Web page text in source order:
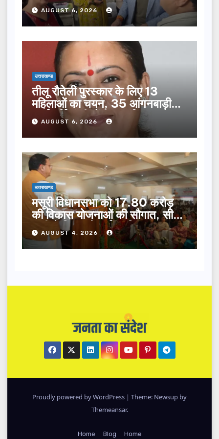
सूची से न छूटे…
AUGUST 6, 2026
उत्तराखण्ड
तीलू रौतेली पुरस्कार के लिए 13
महिलाओं का चयन, 35 आंगनबाड़ी
कार्यकर्तियां भी होंगी सम्मानित…
AUGUST 6, 2026
उत्तराखण्ड
मसूरी विधानसभा को 17.80 करोड़
की विकास योजनाओं की सौगात, सीएम
धामी ने किया लोकार्पण-शिलान्यास.
AUGUST 4, 2026
Proudly powered by WordPress | Theme: Newsup by
Themeansar.
Home Blog Home